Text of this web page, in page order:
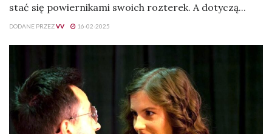
stać się powiernikami swoich rozterek. A dotyczą...
DODANE PRZEZVV 16-02-2025